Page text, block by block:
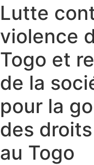
Lutte
violence
Togo et
de la
pour la
des
au Togo